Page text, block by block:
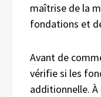
maîtrise de la
fondations et
Avant de
vérifie si les
additionnelle.